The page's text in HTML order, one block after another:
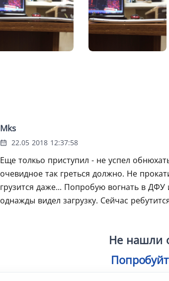
Mks
22.05 2018 12:37:58
Еще толкьо приступил - не успел
очевидное так греться должно. Не
грузится даже... Попробую вогнать в
однажды видел загрузку. Сейчас
Не нашли
Попробуйте